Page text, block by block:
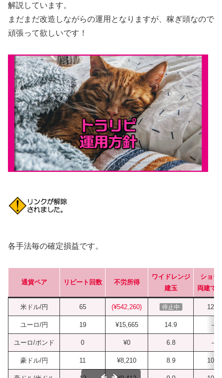
解説しています。
まだまだ改造しながらの運用となりますが、稼ぎ頭なので
頑張って欲しいです！
各手法毎の確定損益です。
通貨ペア リピート回数 不労所得
ワイドレンジ
建玉
ショー
両建て
米ドル/円 65 (¥542,260) 停止中 12.0
ユーロ/円 19 ¥15,665 14.9 –
ユーロ/ポンド 0 ¥0 6.8 –
豪ドル/円 11 ¥8,210 8.9 10.0